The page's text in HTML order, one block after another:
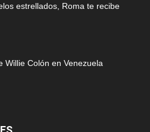
estrellados, Roma te recibe
Willie Colón en Venezuela